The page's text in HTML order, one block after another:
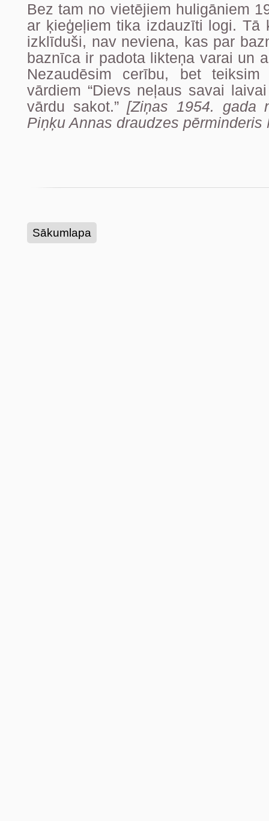
Bez tam no vietējiem huligāniem
ar ķieģeļiem tika izdauzīti logi. Tā
izklīduši, nav neviena, kas par
baznīca ir padota likteņa varai un
Nezaudēsim cerību, bet
vārdiem “Dievs neļaus savai
vārdu sakot.”[Ziņas 1954. gada
Piņķu Annas draudzes pērminderis
Sākumlapa